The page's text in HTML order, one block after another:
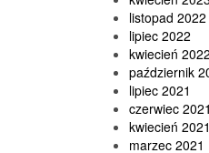
listopad 2022
lipiec 2022
kwiecień 2022
październik
lipiec 2021
czerwiec 2021
kwiecień 2021
marzec 2021